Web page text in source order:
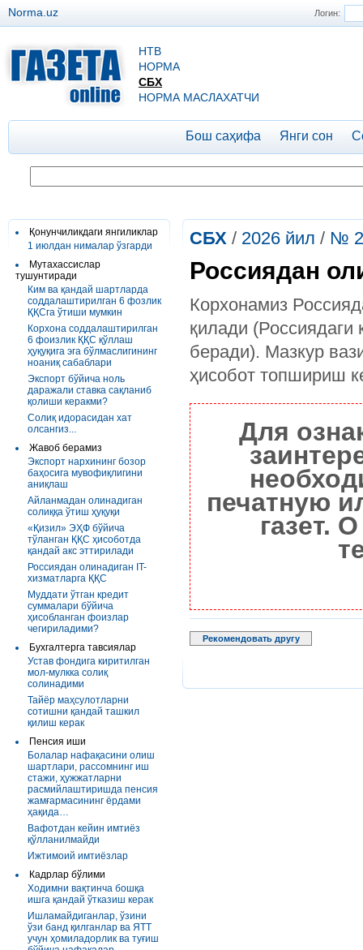
Логин:
Norma.uz
НТВ
НОРМА
СБХ
НОРМА МАСЛАХАТЧИ
Бош саҳифа Янги сон
Қонунчиликдаги янгиликлар
1 июлдан нималар ўзгарди
Мутахассислар
тушунтиради
Ким ва қандай шартларда
соддалаштирилган 6 фозлик
ҚҚСга ўтиши мумкин
Корхона соддалаштирилган
6 фоизлик ҚҚС қўллаш
ҳуқуқига эга бўлмаслигининг
ноаниқ сабаблари
Экспорт бўйича ноль
даражали ставка сақланиб
қолиши керакми?
Солиқ идорасидан хат
олсангиз...
Жавоб берамиз
Экспорт нархининг бозор
баҳосига мувофиқлигини
аниқлаш
Айланмадан олинадиган
солиққа ўтиш ҳуқуқи
«Қизил» ЭҲФ бўйича
тўланган ҚҚС ҳисоботда
қандай акс эттирилади
Россиядан олинадиган IT-
хизматларга ҚҚС
Муддати ўтган кредит
суммалари бўйича
ҳисобланган фоизлар
чегириладими?
Бухгалтерга тавсиялар
Устав фондига киритилган
мол-мулкка солиқ
солинадими
Тайёр маҳсулотларни
сотишни қандай ташкил
қилиш керак
Пенсия иши
Болалар нафақасини олиш
шартлари, рассомнинг иш
стажи, ҳужжатларни
расмийлаштиришда пенсия
жамғармасининг ёрдами
ҳақида…
Вафотдан кейин имтиёз
қўлланилмайди
Ижтимоий имтиёзлар
Кадрлар бўлими
Ходимни вақтинча бошқа
ишга қандай ўтказиш керак
Ишламайдиганлар, ўзини
ўзи банд қилганлар ва ЯТТ
учун ҳомиладорлик ва туғиш
СБХ / 2026 йил / №
Россиядан
Корхонамиз
қилади (Россиядаги
беради). Мазкур
ҳисобот топшириш
Для
печатную
газет.
Рекомендовать другу